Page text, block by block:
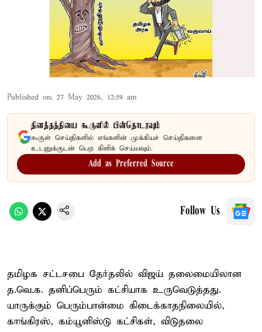
Published on: 27 May 2026, 12:59 am
தினத்தந்தியை கூகுளில் பின்தொடரவும்
கூகுள் செய்திகளில் எங்களின் முக்கியச் செய்திகளை
உடனுக்குடன் பெற கிளிக் செய்யவும்.
Add as Preferred Source
Follow Us
தமிழக சட்டசபை தேர்தலில் விஜய் தலைமையிலான
த.வெ.க. தனிப்பெரும் கட்சியாக உருவெடுத்தது.
யாருக்கும் பெரும்பான்மை கிடைக்காதநிலையில்,
காங்கிரஸ், கம்யூனிஸ்டு கட்சிகள், விடுதலை